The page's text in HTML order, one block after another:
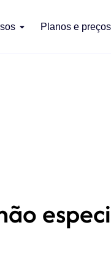
Planos e preços